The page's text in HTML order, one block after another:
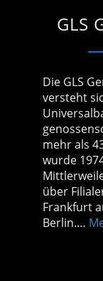
GLS
Die GLS
versteht
mehr als
wurde
über
Frankfurt
Berlin.…